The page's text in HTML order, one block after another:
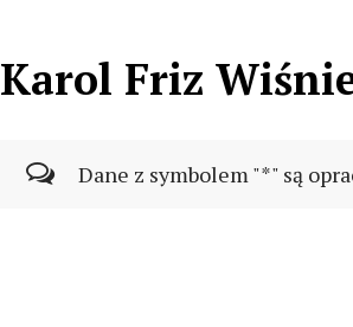
Karol Friz
Dane z symbolem "*" są